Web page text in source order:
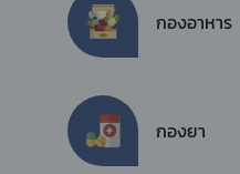
กองอาหาร
กองยา